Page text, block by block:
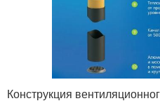
Конструкция